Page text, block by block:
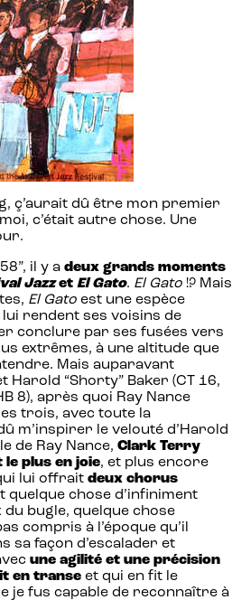
ç’aurait dû être mon premier
c’était autre chose. Une
il y a deux grands moments
Jazzet El Gato. El Gato !? Mais
El Gato est une espèce
rendent ses voisins de
conclure par ses fusées vers
extrêmes, à une altitude que
Mais auparavant
“Shorty” Baker (CT 16,
8), après quoi Ray Nance
trois, avec toute la
m’inspirer le velouté d’Harold
de Ray Nance, Clark Terry
plus en joie, et plus encore
lui offrait deux chorus
quelque chose d’infiniment
du bugle, quelque chose
compris à l’époque qu’il
sa façon d’escalader et
une agilité et une précision
en transe et qui en fit le
je fus capable de reconnaître à